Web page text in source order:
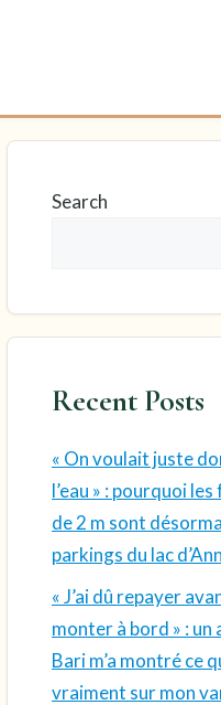
Search
Recent Posts
« On voulait juste
l’eau » : pourquoi
de 2 m sont
parkings du lac
« J’ai dû repayer
monter à bord » :
Bari m’a montré ce
vraiment sur mon